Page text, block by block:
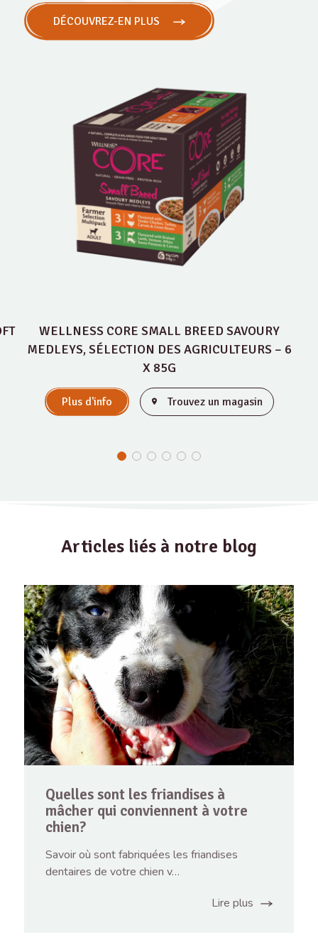
DÉCOUVREZ-EN PLUS
WELLNESS CORE SMALL BREED SAVOURY
MEDLEYS, SÉLECTION DES AGRICULTEURS – 6
X 85G
Plus d'info Trouvez un magasin
Articles liés à notre blog
Quelles sont les friandises à
mâcher qui conviennent à votre
chien?
Savoir où sont fabriquées les friandises
dentaires de votre chien v…
Lire plus